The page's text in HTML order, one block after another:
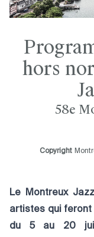
hors
58e
Copyright
Le Montreux
artistes qui feront
du 5 au 20